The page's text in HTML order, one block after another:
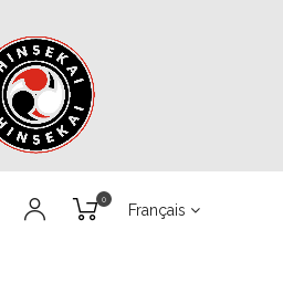
Français
0